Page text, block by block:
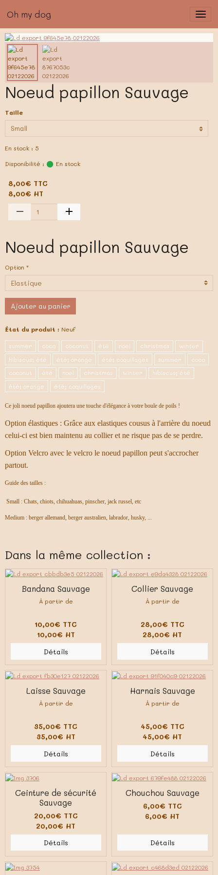
Oh my dog
Noeud papillon Sauvage
Taille
En stock : 5
Disponibilité :
En stock
8,00€ TTC
8,00€ HT
Noeud papillon Sauvage
Option
Ajouter au panier
État du produit : Neuf
summer coco coconut été noel christmas
winter
hibiscus; été
été; orange été; coquillages summer
coco
coconut
été noel christmas winter
hibiscus; été
été; orange
été; coquillages
Ce joli noeud papillon ajoutera une touche d'élégance à votre boule de poils !
Option élastiques : Grâce aux elastiques cousus à l'arrière du noeud
celui-ci est bien maintenu au collier et ne risque pas de se perdre.
Option Velcro avec le velcro le noeud papillon peut s'accrocher
partout.
Guide des tailles :
Small : Chats, chiots, chihuahuas, pinscher, jack russel, etc
Medium : berger allemand, berger australien, labrador, husky, ...
Dans la même collection :
Bandana Sauvage
À partir de
10,00€ TTC
10,00€ HT
Détails
Collier Sauvage
À partir de
28,00€ TTC
28,00€ HT
Détails
Laisse Sauvage
À partir de
35,00€ TTC
35,00€ HT
Détails
Harnais Sauvage
À partir de
45,00€ TTC
45,00€ HT
Détails
Ceinture de sécurité
Sauvage
20,00€ TTC
20,00€ HT
Détails
Chouchou Sauvage
6,00€ TTC
6,00€ HT
Détails